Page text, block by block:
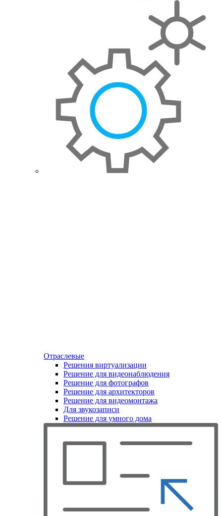
Отраслевые
Решения виртуализации
Решение для видеонаблюдения
Решение для фотографов
Решение для архитекторов
Решение для видеомонтажа
Для звукозаписи
Решение для умного дома